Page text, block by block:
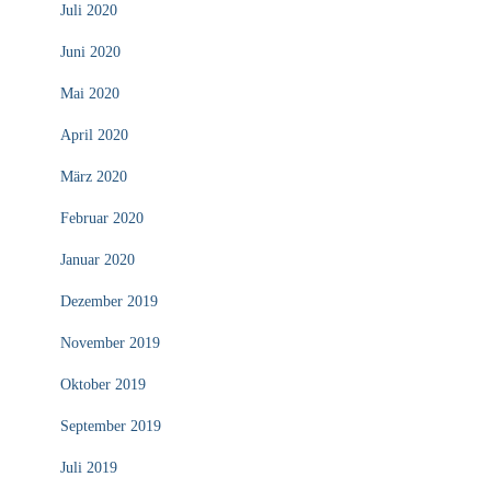
Juli 2020
Juni 2020
Mai 2020
April 2020
März 2020
Februar 2020
Januar 2020
Dezember 2019
November 2019
Oktober 2019
September 2019
Juli 2019